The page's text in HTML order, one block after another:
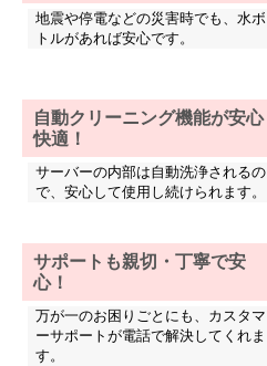
地震や停電などの災害時でも、水ボ
トルがあれば安心です。
自動クリーニング機能が安心
快適！
サーバーの内部は自動洗浄されるの
で、安心して使用し続けられます。
サポートも親切・丁寧で安
心！
万が一のお困りごとにも、カスタマ
ーサポートが電話で解決してくれま
す。